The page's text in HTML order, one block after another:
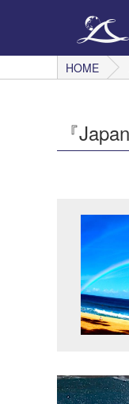
HOME
『